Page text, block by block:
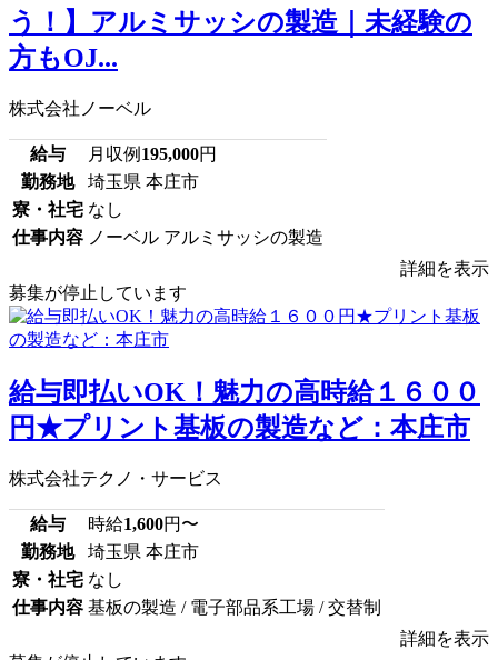
う！】アルミサッシの製造｜未経験の
方もOJ...
株式会社ノーベル
給与 月収例 195,000円
勤務地
埼玉県 本庄市
寮・社宅 なし
仕事内容 ノーベル アルミサッシの製造
詳細を表示
募集が停止しています
給与即払いOK！魅力の高時給１６００
円★プリント基板の製造など：本庄市
株式会社テクノ・サービス
給与 時給1,600円〜
勤務地
埼玉県 本庄市
寮・社宅 なし
仕事内容 基板の製造 / 電子部品系工場 / 交替制
詳細を表示